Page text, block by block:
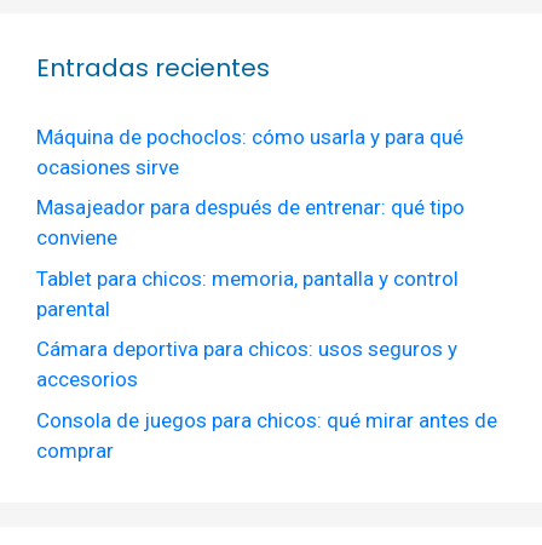
Entradas recientes
Máquina de pochoclos: cómo usarla y para qué
ocasiones sirve
Masajeador para después de entrenar: qué tipo
conviene
Tablet para chicos: memoria, pantalla y control
parental
Cámara deportiva para chicos: usos seguros y
accesorios
Consola de juegos para chicos: qué mirar antes de
comprar